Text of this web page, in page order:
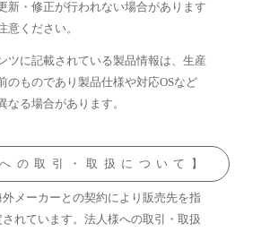
新・修正が行われない場合があります
意ください。
ツに記載されている製品情報は、生産
のものであり製品仕様や対応OSなど
なる場合があります。
の取引・取扱について】
メーカーとの契約により販売先を指
れています。法人様への取引・取扱